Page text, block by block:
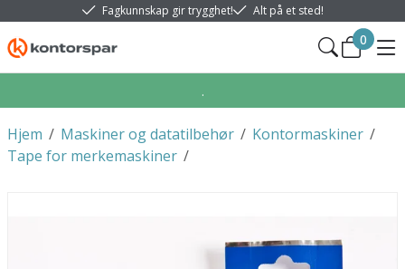
Fagkunnskap gir trygghet! Alt på et sted!
0
.
/
Hjem /
Maskiner og datatilbehør /
Kontormaskiner
/
Tape for merkemaskiner